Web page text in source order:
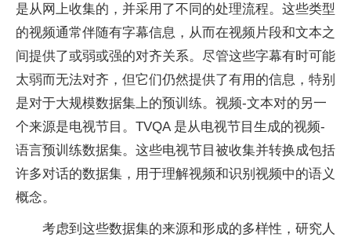
是从网上收集的，并采用了不同的处理流程。这些类型
的视频通常伴随有字幕信息，从而在视频片段和文本之
间提供了或弱或强的对齐关系。尽管这些字幕有时可能
太弱而无法对齐，但它们仍然提供了有用的信息，特别
是对于大规模数据集上的预训练。视频-文本对的另一
个来源是电视节目。TVQA 是从电视节目生成的视频-
语言预训练数据集。这些电视节目被收集并转换成包括
许多对话的数据集，用于理解视频和识别视频中的语义
概念。
考虑到这些数据集的来源和形成的多样性，研究人